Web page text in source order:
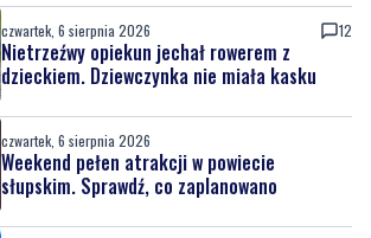
czwartek, 6 sierpnia 2026 12
Nietrzeźwy opiekun jechał rowerem z
dzieckiem. Dziewczynka nie miała kasku
czwartek, 6 sierpnia 2026
Weekend pełen atrakcji w powiecie
słupskim. Sprawdź, co zaplanowano